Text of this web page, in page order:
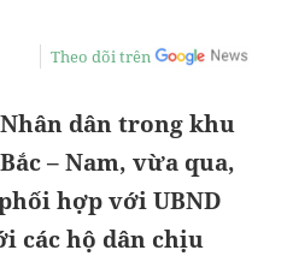
Theo dõi trên
dân trong khu
– Nam, vừa qua,
hợp với UBND
các hộ dân chịu